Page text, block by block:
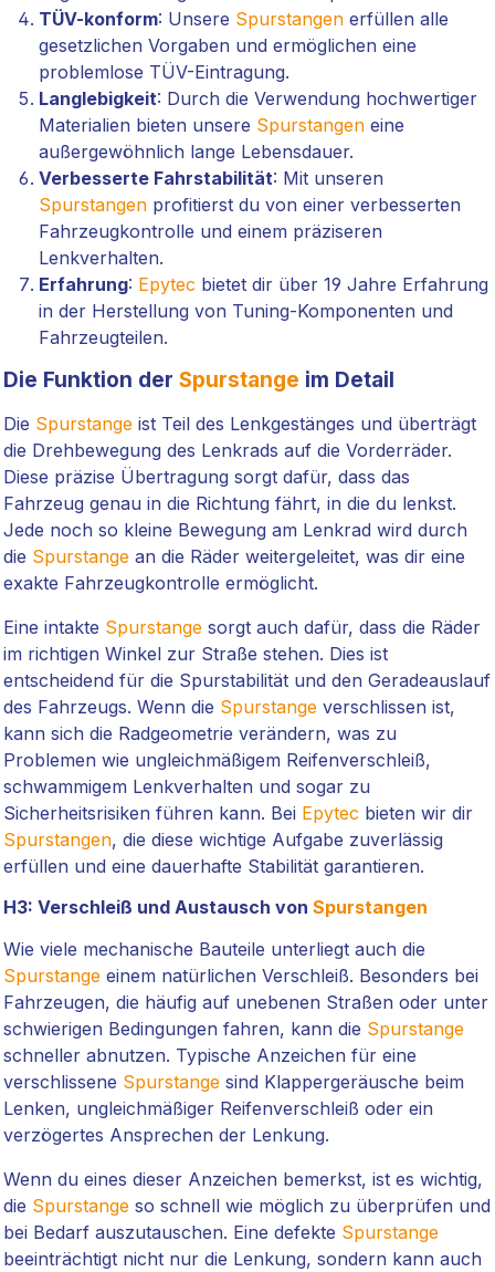
TÜV-konform: Unsere Spurstangenerfüllen alle
gesetzlichen Vorgaben und ermöglichen eine
problemlose TÜV-Eintragung.
Langlebigkeit: Durch die Verwendung hochwertiger
Materialien bieten unsere Spurstangeneine
außergewöhnlich lange Lebensdauer.
Verbesserte Fahrstabilität: Mit unseren
Spurstangenprofitierst du von einer verbesserten
Fahrzeugkontrolle und einem präziseren
Lenkverhalten.
Erfahrung: Epytec bietet dir über 19 Jahre Erfahrung
in der Herstellung von Tuning-Komponenten und
Fahrzeugteilen.
Die Funktion der Spurstange im Detail
Die Spurstangeist Teil des Lenkgestänges und überträgt
die Drehbewegung des Lenkrads auf die Vorderräder.
Diese präzise Übertragung sorgt dafür, dass das
Fahrzeug genau in die Richtung fährt, in die du lenkst.
Jede noch so kleine Bewegung am Lenkrad wird durch
die Spurstangean die Räder weitergeleitet, was dir eine
exakte Fahrzeugkontrolle ermöglicht.
Eine intakte Spurstangesorgt auch dafür, dass die Räder
im richtigen Winkel zur Straße stehen. Dies ist
entscheidend für die Spurstabilität und den Geradeauslauf
des Fahrzeugs. Wenn die Spurstangeverschlissen ist,
kann sich die Radgeometrie verändern, was zu
Problemen wie ungleichmäßigem Reifenverschleiß,
schwammigem Lenkverhalten und sogar zu
Sicherheitsrisiken führen kann. Bei Epytec bieten wir dir
Spurstangen, die diese wichtige Aufgabe zuverlässig
erfüllen und eine dauerhafte Stabilität garantieren.
H3: Verschleiß und Austausch von Spurstangen
Wie viele mechanische Bauteile unterliegt auch die
Spurstangeeinem natürlichen Verschleiß. Besonders bei
Fahrzeugen, die häufig auf unebenen Straßen oder unter
schwierigen Bedingungen fahren, kann die Spurstange
schneller abnutzen. Typische Anzeichen für eine
verschlissene Spurstangesind Klappergeräusche beim
Lenken, ungleichmäßiger Reifenverschleiß oder ein
verzögertes Ansprechen der Lenkung.
Wenn du eines dieser Anzeichen bemerkst, ist es wichtig,
die Spurstangeso schnell wie möglich zu überprüfen und
bei Bedarf auszutauschen. Eine defekte Spurstange
beeinträchtigt nicht nur die Lenkung, sondern kann auch